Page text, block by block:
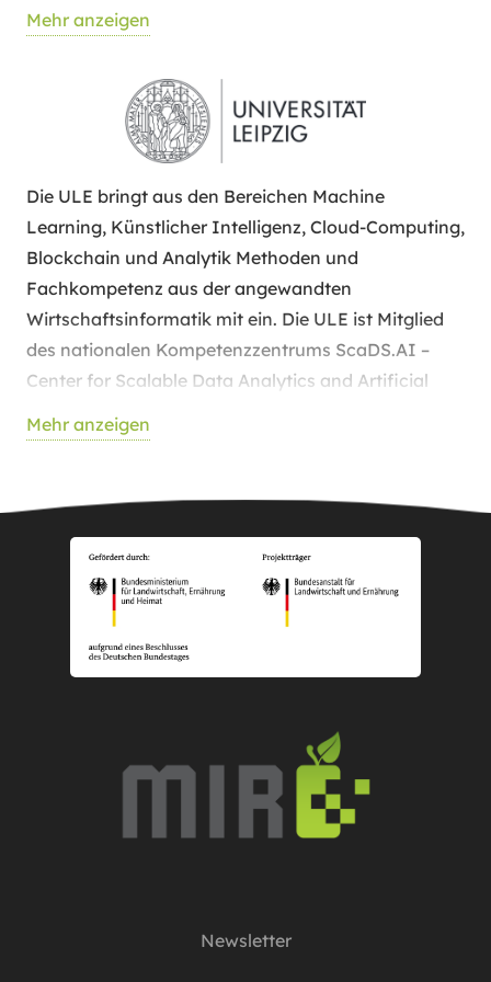
Felderprobung. Themenfelder sind die Erzeugung,
Ernte und Aufbereitung nachwachsender Rohstoffe
Landtechnik, Automatisierung in Landmaschinen,
alternative Bodenbearbeitungskonzepte und
elektrische Antriebe in Landmaschinen. Die TU hat
Erfahrung in der Entwicklung von
Kommunikationsmodulen, von Hard- und Software
für Farmmanagementsysteme und zur
Produktnachverfolgung. Im Projekt MIRO
verantwortet die TU den Anwendungsfall zu
Farmmanagementsystemen im Obstbau.
Mehr anzeigen
Die ULE bringt aus den Bereichen Machine
Learning, Künstlicher Intelligenz, Cloud-Computing,
Blockchain und Analytik Methoden und
Fachkompetenz aus der angewandten
Wirtschaftsinformatik mit ein. Die ULE ist Mitglied
des nationalen Kompetenzzentrums ScaDS.AI –
Center for Scalable Data Analytics and Artificial
Sachsen. ULE stellt ihre langjährige und
Dateninfrastrukturen und intelligenter
Datenverarbeitung dem Projektkonsortium bereit,
um die Vorverarbeitung, Analyse und
Inwertsetzung von regionalen
Informationsströmen zu ermöglichen. Die ULE
verantwortet im Projekt die Entwicklung eines
Mehr anzeigen
Newsletter